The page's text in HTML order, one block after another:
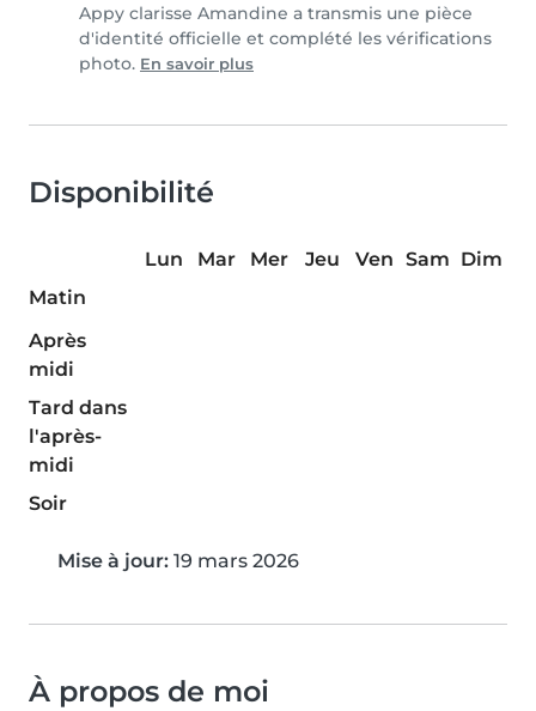
Appy clarisse Amandine a transmis une pièce
d'identité officielle et complété les vérifications
photo. En savoir plus
Disponibilité
Lun Mar Mer Jeu Ven Sam Dim
Matin
Après
midi
Tard dans
l'après-
midi
Soir
Mise à jour: 19 mars 2026
À propos de moi